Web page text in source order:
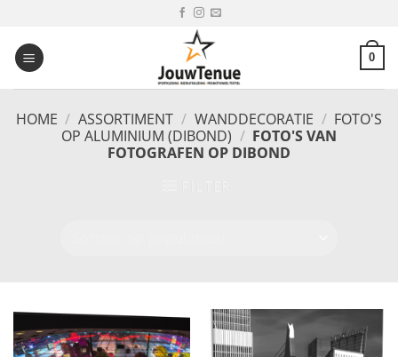
inhoud
0
HOME / ASSORTIMENT / WANDDECORATIE / FOTO'S
OP ALUMINIUM (DIBOND) / FOTO'S VAN
FOTOGRAFEN OP DIBOND